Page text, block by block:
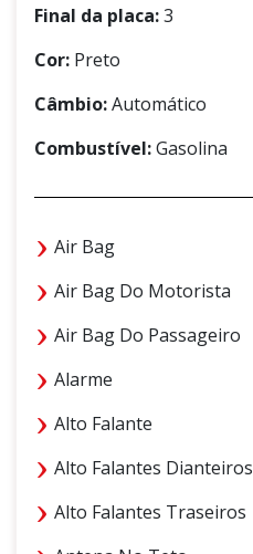
Final da placa:3
Cor: Preto
Câmbio:Automático
Combustível:Gasolina
Air Bag
Air Bag Do Motorista
Air Bag Do Passageiro
Alarme
Alto Falante
Alto Falantes Dianteiros
Alto Falantes Traseiros